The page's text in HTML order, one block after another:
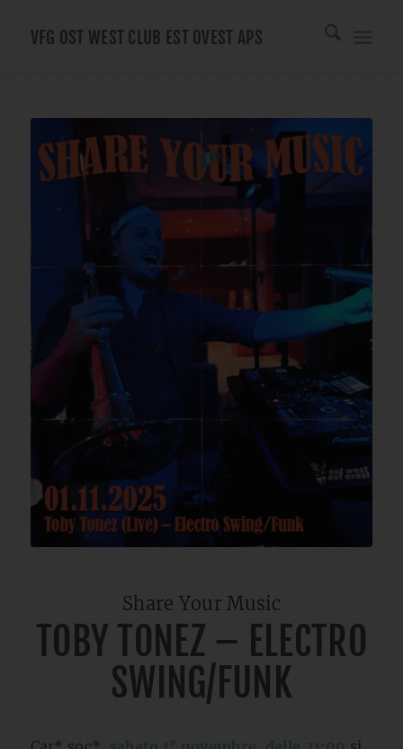
VFG OST WEST CLUB EST OVEST APS
Share Your Music
TOBY TONEZ – ELECTRO
SWING/FUNK